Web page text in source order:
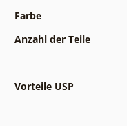
Farbe
Anzahl der Teile
Vorteile USP